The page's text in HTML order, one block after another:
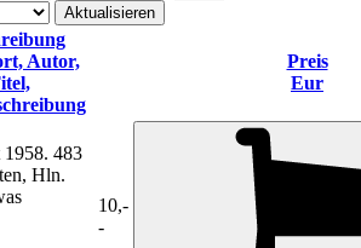
Autor,
Preis
Eur
1958. 483
Hln.
10,-
-